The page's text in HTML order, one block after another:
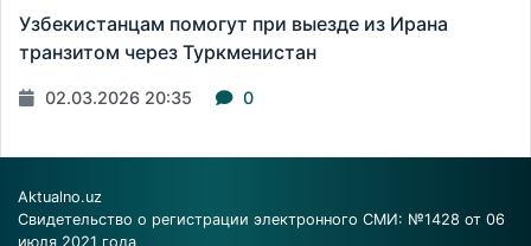
Узбекистанцам помогут при выезде из Ирана
транзитом через Туркменистан
02.03.2026 20:35 0
Aktualno.uz
Свидетельство о регистрации электронного СМИ: №1428 от 06
июля 2021 года